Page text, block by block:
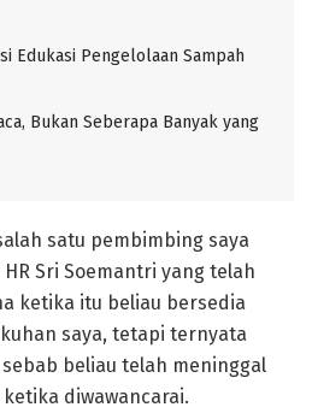
Edukasi Pengelolaan Sampah
Bukan Seberapa Banyak yang
satu pembimbing saya
Sri Soemantri yang telah
ketika itu beliau bersedia
saya, tetapi ternyata
beliau telah meninggal
diwawancarai.